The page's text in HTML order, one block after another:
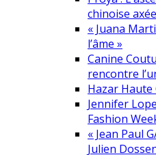
chinoise
« Juana
l’âme »
Canine
rencontre
Hazar Haute
Jennifer
Fashion
« Jean Paul
Julien